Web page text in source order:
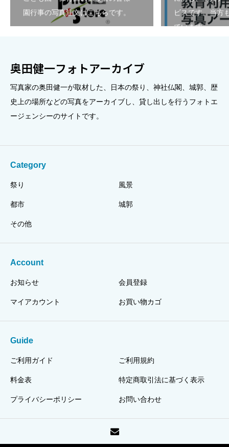
園行事の写真注文はこちらです。
ビスです。当方
ています。
奥田健一フォトアーカイブ
写真家の奥田健一が取材した、日本の祭り、神社仏閣、城郭、歴
史上の場所などの写真をアーカイブし、貸し出しを行うフォトエ
ージェンシーのサイトです。
Category
祭り 風景
都市 城郭
その他
Account
お知らせ 会員登録
マイアカウント お買い物カゴ
Guide
ご利用ガイド ご利用規約
料金表 特定商取引法に基づく表示
プライバシーポリシー お問い合わせ